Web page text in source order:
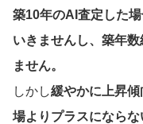
築10年のAI査定した
いきませんし、築年
ません。
しかし緩やかに上昇
場よりプラスになら